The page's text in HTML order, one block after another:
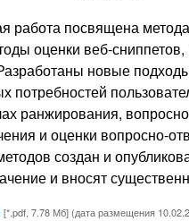
работа посвящена
оценки веб-
новые
потребностей
ранжирования,
и оценки вопросно-
создан и
и вносят
[*.pdf, 7.78 Мб] (дата размещения